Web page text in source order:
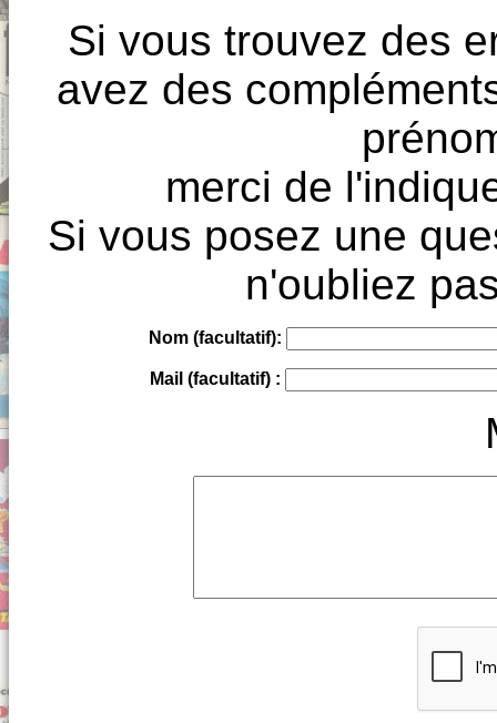
Si vous trouvez des
avez des
merci de
Si vous posez une
n'oubliez
Nom (facultatif):
Mail (facultatif) :